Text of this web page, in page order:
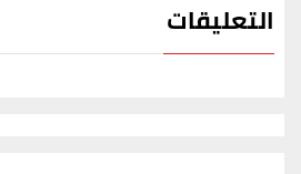
التعليقات